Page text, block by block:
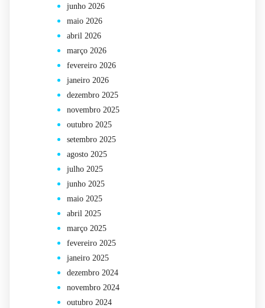
junho 2026
maio 2026
abril 2026
março 2026
fevereiro 2026
janeiro 2026
dezembro 2025
novembro 2025
outubro 2025
setembro 2025
agosto 2025
julho 2025
junho 2025
maio 2025
abril 2025
março 2025
fevereiro 2025
janeiro 2025
dezembro 2024
novembro 2024
outubro 2024